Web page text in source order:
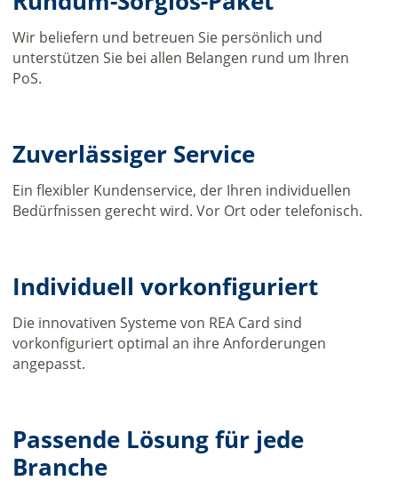
Wir beliefern und betreuen Sie persönlich und
unterstützen Sie bei allen Belangen rund um Ihren
PoS.
Zuverlässiger Service
Ein flexibler Kundenservice, der Ihren individuellen
Bedürfnissen gerecht wird. Vor Ort oder telefonisch.
Individuell vorkonfiguriert
Die innovativen Systeme von REA Card sind
vorkonfiguriert optimal an ihre Anforderungen
angepasst.
Passende Lösung für jede
Branche